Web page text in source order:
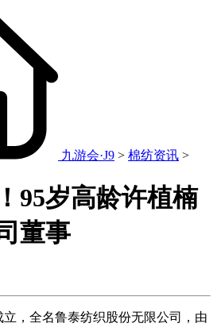
九游会·J9 > 棉纺资讯 >
95岁高龄许植楠
董事
，全名鲁泰纺织股份无限公司，由